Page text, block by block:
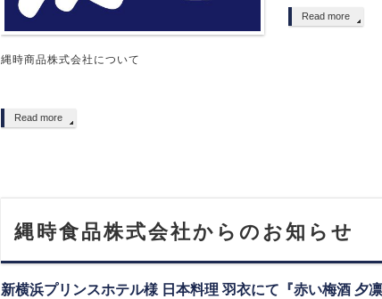
縄時商品株式会社について
Read more
Read more
縄時食品株式会社からのお知らせ
新横浜プリンスホテル様 日本料理 羽衣にて『赤い梅酒 夕